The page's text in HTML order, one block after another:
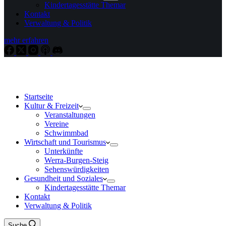
Kindertagesstätte Themar
Kontakt
Verwaltung & Politik
mehr erfahren
Startseite
Kultur & Freizeit
Veranstaltungen
Vereine
Schwimmbad
Wirtschaft und Tourismus
Unterkünfte
Werra-Burgen-Steig
Sehenswürdigkeiten
Gesundheit und Soziales
Kindertagesstätte Themar
Kontakt
Verwaltung & Politik